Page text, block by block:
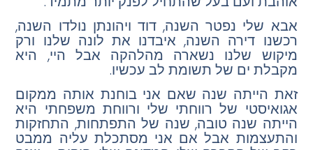
אבא שלי נפטר השנה, דוד ויהונתן נולדו השנה,
רכשנו דירה השנה, איבדנו את לונה שלנו ורק
מיקוש שלנו נשארה מהלהקה אבל היי, היא
מקבלת ים של תשומת לב עכשיו.
זאת הייתה שנה שאם אני בוחנת אותה ממקום
אגואיסטי של רווחתי שלי ורווחת משפחתי היא
הייתה שנה טובה, שנה של התפתחות, התחזקות
והתעצמות אבל אם אני מסתכלת עליה ממבט